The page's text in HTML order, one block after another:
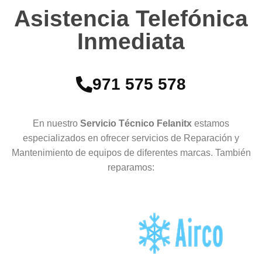
Asistencia Telefónica
Inmediata
971 575 578
En nuestro Servicio Técnico Felanitx estamos
especializados en ofrecer servicios de Reparación y
Mantenimiento de equipos de diferentes marcas. También
reparamos: